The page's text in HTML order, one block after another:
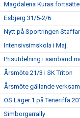
Magdalena Kuras
Esbjerg 31/5-2/6
Nytt på Sportringen
Intensivsimskola i Maj.
Prisutdelning i samband
Årsmöte 21/3 i SK Triton
Årsmöte gällande
OS Läger 1 på Teneriffa
Simborgarrally